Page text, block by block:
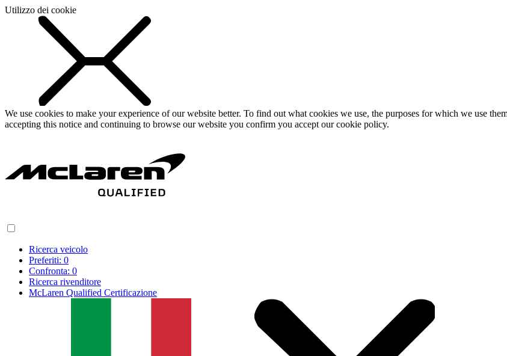
Utilizzo dei cookie
We use cookies to make your experience of our website better. To find out what cookies we use, the purposes for which we use
accepting this notice and continuing to browse our website you confirm you accept our cookie policy.
Ricerca veicolo
Preferiti: 0
Confronta: 0
Ricerca rivenditore
McLaren Qualified Certificazione